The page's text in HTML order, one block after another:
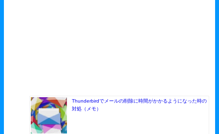
Thunderbirdでメールの削除に時間がかかるようになった時の
対処（メモ）